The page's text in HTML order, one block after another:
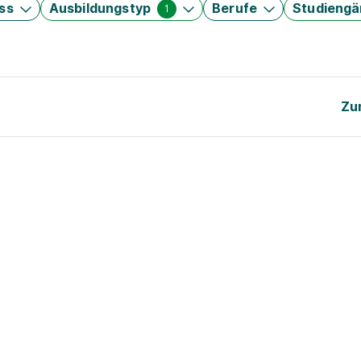
Ausbildungstyp 1 Berufe